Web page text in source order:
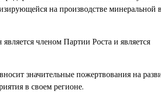
на производстве минеральной
членом Партии Роста и является
значительные пожертвования на
в своем регионе.